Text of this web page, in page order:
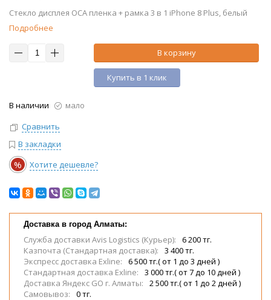
Стекло дисплея OCA пленка + рамка 3 в 1 iPhone 8 Plus, белый
Подробнее
В корзину
Купить в 1 клик
В наличии
мало
Сравнить
В закладки
% Хотите дешевле?
Доставка в город Алматы:
Служба доставки Avis Logistics (Курьер):
6 200 тг.
Казпочта (Стандартная доставка):
3 400 тг.
Экспресс доставка Exline:
6 500 тг.( от 1 до 3 дней )
Стандартная доставка Exline:
3 000 тг.( от 7 до 10 дней )
Доставка Яндекс GO г. Алматы:
2 500 тг.( от 1 до 2 дней )
Самовывоз:
0 тг.